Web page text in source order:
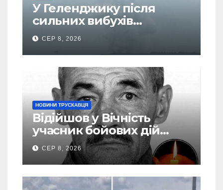
У Геленджику після
сильних вибухів
почалася масова
евакуація
СЕР 8, 2026
НОВИНИ ТРУСКАВЦЯ
Відійшов у Вічність
учасник бойових дій
Василь Іваникович зі
Станилі
СЕР 8, 2026